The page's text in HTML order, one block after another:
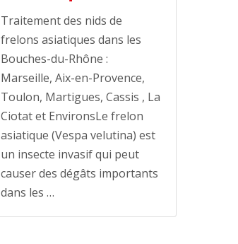
Traitement des nids de
frelons asiatiques dans les
Bouches-du-Rhône :
Marseille, Aix-en-Provence,
Toulon, Martigues, Cassis , La
Ciotat et EnvironsLe frelon
asiatique (Vespa velutina) est
un insecte invasif qui peut
causer des dégâts importants
dans les …